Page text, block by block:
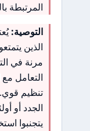
المرتبطة
التوصية:
الذين
مرنة في
التعامل
تنظيم
الجدد أو
يتجنبوا